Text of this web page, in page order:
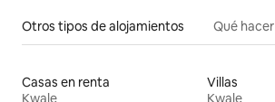
Otros tipos de alojamientos Qué hacer
Casas en renta
Kwale
Villas
Kwale